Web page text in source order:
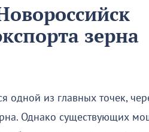
зерна
одной из главных точек,
Однако существующих